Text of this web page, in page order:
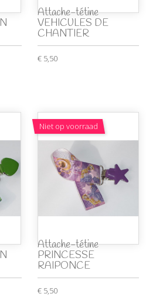
Attache-tétine
VEHICULES DE
CHANTIER
€ 5,50
Niet op voorraad
Attache-tétine
PRINCESSE
RAIPONCE
€ 5,50